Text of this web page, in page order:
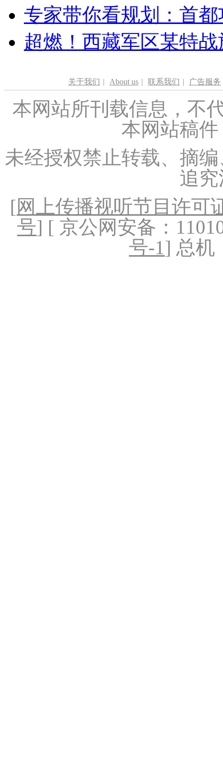
专家带你看规划：首
超燃！西藏军区某特
关于我们 | About us | 联系我们 | 广告服务
本网站所刊载信息，不
本网站稿
未经授权禁止转载、摘
追
[网上传播视听节目许可
号] [ 京公网安备：
号-1] 总机